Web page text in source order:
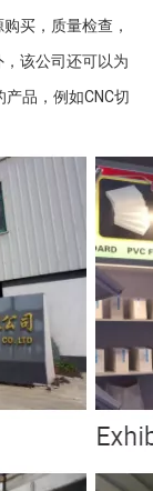
买，质量检查，
该公司还可以为
品，例如CNC切